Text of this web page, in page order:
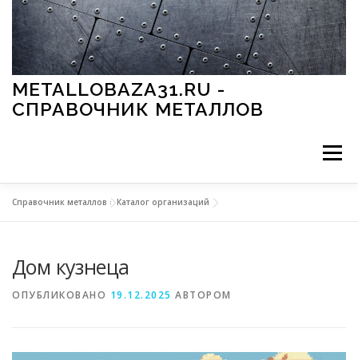
Перейти к содержимому
METALLOBAZA31.RU -
СПРАВОЧНИК МЕТАЛЛОВ
Меню
МЕТАЛЛЫ И ОКРУЖАЮЩАЯ СРЕДА
Справочник металлов »Каталог организаций
Дом кузнеца
ОПУБЛИКОВАНО 19.12.2025 АВТОРОМ